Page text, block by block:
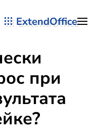
ExtendOffice
при